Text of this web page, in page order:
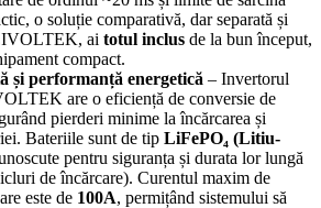
o soluție comparativă, dar separată și
ai totul inclus de la bun început,
compact.
și performanță energetică – Invertorul
are o eficiență de conversie de
pierderi minime la încărcarea și
Bateriile sunt de tip LiFePO₄ (Litiu-
pentru siguranța și durata lor lungă
de încărcare). Curentul maxim de
este de 100A, permițând sistemului să